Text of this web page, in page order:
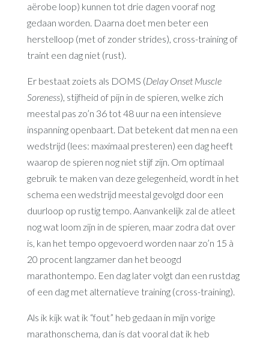
aërobe loop) kunnen tot drie dagen vooraf nog
gedaan worden. Daarna doet men beter een
herstelloop (met of zonder strides), cross-training of
traint een dag niet (rust).
Er bestaat zoiets als DOMS (Delay Onset Muscle
Soreness), stijfheid of pijn in de spieren, welke zich
meestal pas zo’n 36 tot 48 uur na een intensieve
inspanning openbaart. Dat betekent dat men na een
wedstrijd (lees: maximaal presteren) een dag heeft
waarop de spieren nog niet stijf zijn. Om optimaal
gebruik te maken van deze gelegenheid, wordt in het
schema een wedstrijd meestal gevolgd door een
duurloop op rustig tempo. Aanvankelijk zal de atleet
nog wat loom zijn in de spieren, maar zodra dat over
is, kan het tempo opgevoerd worden naar zo’n 15 à
20 procent langzamer dan het beoogd
marathontempo. Een dag later volgt dan een rustdag
of een dag met alternatieve training (cross-training).
Als ik kijk wat ik “fout” heb gedaan in mijn vorige
marathonschema, dan is dat vooral dat ik heb